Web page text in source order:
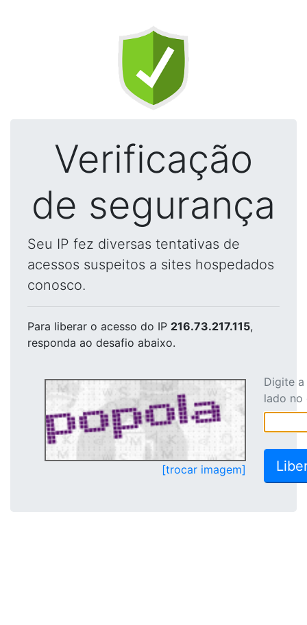
Verificação
de segurança
Seu IP fez diversas tentativas de
acessos suspeitos a sites hospedados
conosco.
Para liberar o acesso do IP 216.73.217.115,
responda ao desafio abaixo.
[trocar imagem]
Digite
lado no